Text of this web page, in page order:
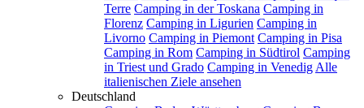
Terre Camping in der Toskana Camping in
Florenz Camping in Ligurien Camping in
Livorno Camping in Piemont Camping in Pisa
Camping in Rom Camping in Südtirol Camping
in Triest und Grado Camping in Venedig Alle
italienischen Ziele ansehen
Deutschland